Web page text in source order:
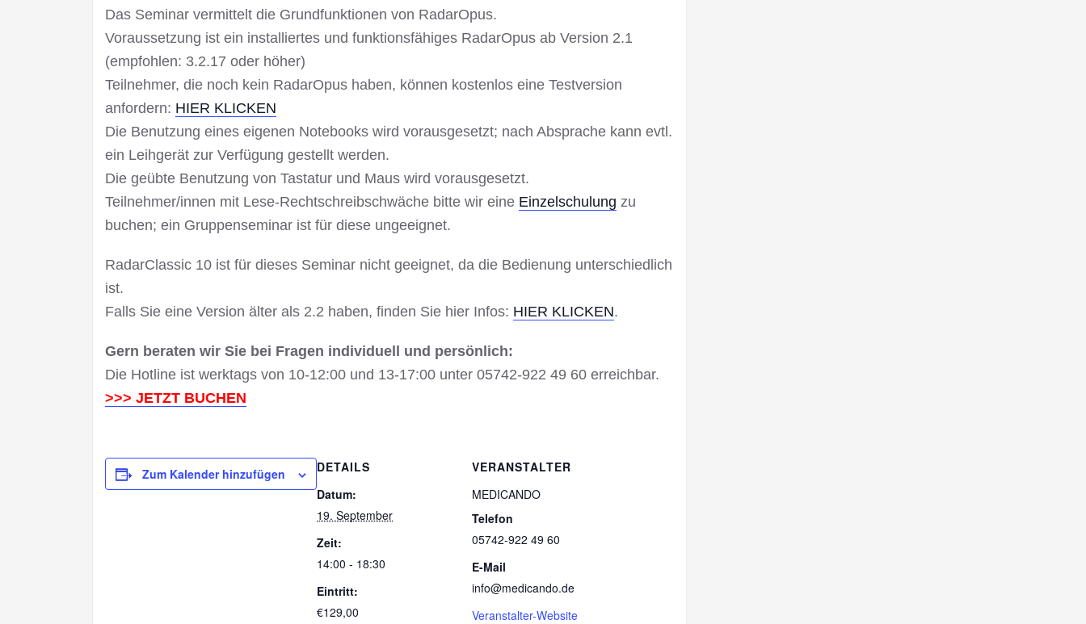
Das Seminar vermittelt die Grundfunktionen von RadarOpus.
Voraussetzung ist ein installiertes und funktionsfähiges RadarOpus ab Version 2.1
(empfohlen: 3.2.17 oder höher)
Teilnehmer, die noch kein RadarOpus haben, können kostenlos eine Testversion
anfordern: HIER KLICKEN
Die Benutzung eines eigenen Notebooks wird vorausgesetzt; nach Absprache kann evtl.
ein Leihgerät zur Verfügung gestellt werden.
Die geübte Benutzung von Tastatur und Maus wird vorausgesetzt.
Teilnehmer/innen mit Lese-Rechtschreibschwäche bitte wir eine Einzelschulung zu
buchen; ein Gruppenseminar ist für diese ungeeignet.
RadarClassic 10 ist für dieses Seminar nicht geeignet, da die Bedienung unterschiedlich
ist.
Falls Sie eine Version älter als 2.2 haben, finden Sie hier Infos: HIER KLICKEN.
Gern beraten wir Sie bei Fragen individuell und persönlich:
Die Hotline ist werktags von 10-12:00 und 13-17:00 unter 05742-922 49 60 erreichbar.
>>> JETZT BUCHEN
Zum Kalender hinzufügen
DETAILS
Datum:
19. September
Zeit:
14:00 - 18:30
Eintritt:
€129,00
VERANSTALTER
MEDICANDO
Telefon
05742-922 49 60
E-Mail
info@medicando.de
Veranstalter-Website